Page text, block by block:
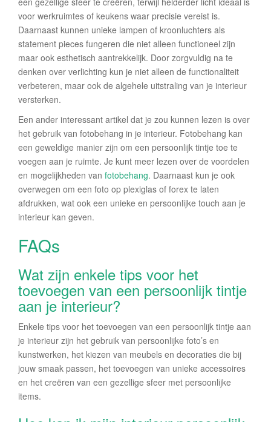
voor werkruimtes of keukens waar precisie vereist is.
Daarnaast kunnen unieke lampen of kroonluchters als
statement pieces fungeren die niet alleen functioneel zijn
maar ook esthetisch aantrekkelijk. Door zorgvuldig na te
denken over verlichting kun je niet alleen de functionaliteit
verbeteren, maar ook de algehele uitstraling van je interieur
versterken.
Een ander interessant artikel dat je zou kunnen lezen is over
het gebruik van fotobehang in je interieur. Fotobehang kan
een geweldige manier zijn om een persoonlijk tintje toe te
voegen aan je ruimte. Je kunt meer lezen over de voordelen
en mogelijkheden van fotobehang. Daarnaast kun je ook
overwegen om een foto op plexiglas of forex te laten
afdrukken, wat ook een unieke en persoonlijke touch aan je
interieur kan geven.
FAQs
Wat zijn enkele tips voor het
toevoegen van een persoonlijk tintje
aan je interieur?
Enkele tips voor het toevoegen van een persoonlijk tintje aan
je interieur zijn het gebruik van persoonlijke foto’s en
kunstwerken, het kiezen van meubels en decoraties die bij
jouw smaak passen, het toevoegen van unieke accessoires
en het creëren van een gezellige sfeer met persoonlijke
items.